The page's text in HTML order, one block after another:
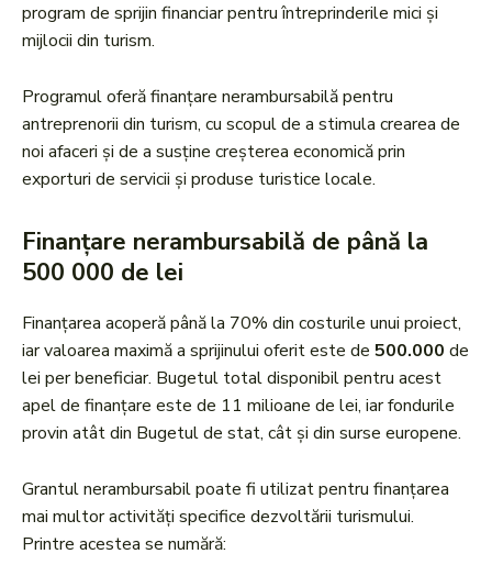
program de sprijin financiar pentru întreprinderile mici și
mijlocii din turism.
Programul oferă finanțare nerambursabilă pentru
antreprenorii din turism, cu scopul de a stimula crearea de
noi afaceri și de a susține creșterea economică prin
exporturi de servicii și produse turistice locale.
Finanțare nerambursabilă de până la
500 000 de lei
Finanțarea acoperă până la 70% din costurile unui proiect,
iar valoarea maximă a sprijinului oferit este de 500.000 de
lei per beneficiar. Bugetul total disponibil pentru acest
apel de finanțare este de 11 milioane de lei, iar fondurile
provin atât din Bugetul de stat, cât și din surse europene.
Grantul nerambursabil poate fi utilizat pentru finanțarea
mai multor activități specifice dezvoltării turismului.
Printre acestea se numără: